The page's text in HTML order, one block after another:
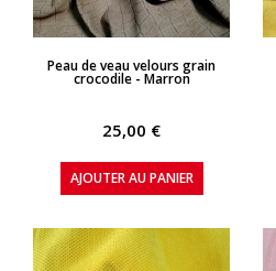
APERÇU RAPIDE
Peau de veau velours grain
crocodile - Marron
25,00 €
AJOUTER AU PANIER